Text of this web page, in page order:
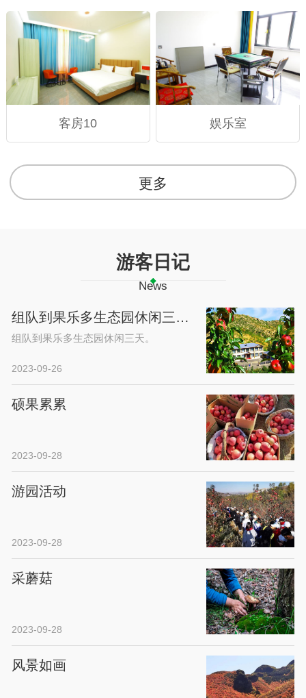
客房10 娱乐室
更多
游客日记
News
组队到果乐多生态园休闲三天。
组队到果乐多生态园休闲三天。
2023-09-26
硕果累累
2023-09-28
游园活动
2023-09-28
采蘑菇
2023-09-28
风景如画